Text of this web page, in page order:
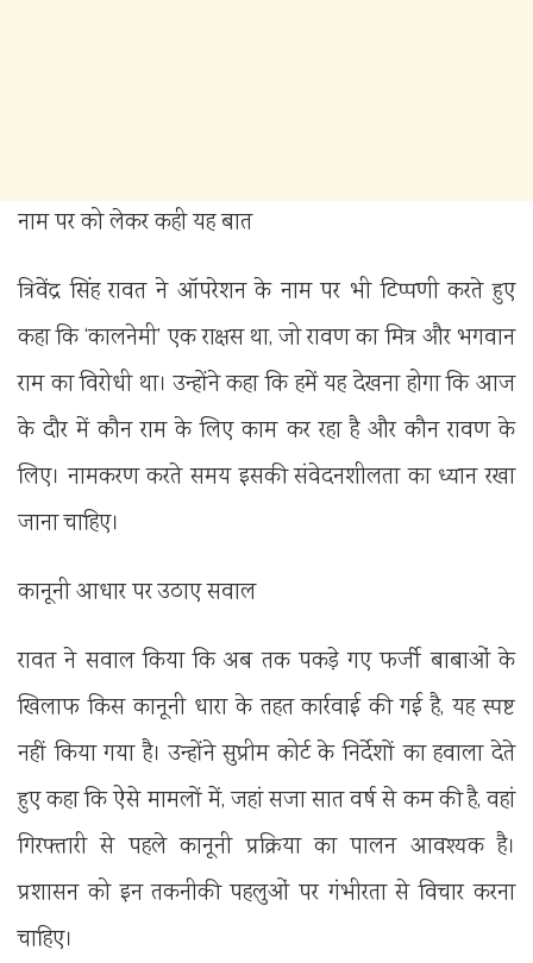
नाम पर को लेकर कही यह बात
त्रिवेंद्र सिंह रावत ने ऑपरेशन के नाम पर भी टिप्पणी करते हुए
कहा कि ‘कालनेमी’ एक राक्षस था, जो रावण का मित्र और भगवान
राम का विरोधी था। उन्होंने कहा कि हमें यह देखना होगा कि आज
के दौर में कौन राम के लिए काम कर रहा है और कौन रावण के
लिए। नामकरण करते समय इसकी संवेदनशीलता का ध्यान रखा
जाना चाहिए।
कानूनी आधार पर उठाए सवाल
रावत ने सवाल किया कि अब तक पकड़े गए फर्जी बाबाओं के
खिलाफ किस कानूनी धारा के तहत कार्रवाई की गई है, यह स्पष्ट
नहीं किया गया है। उन्होंने सुप्रीम कोर्ट के निर्देशों का हवाला देते
हुए कहा कि ऐसे मामलों में, जहां सजा सात वर्ष से कम की है, वहां
गिरफ्तारी से पहले कानूनी प्रक्रिया का पालन आवश्यक है।
प्रशासन को इन तकनीकी पहलुओं पर गंभीरता से विचार करना
चाहिए।